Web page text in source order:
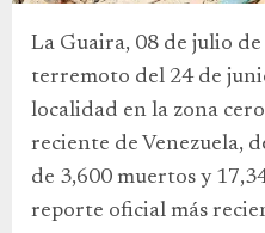
La Guaira, 08 de julio
terremoto del 24 de
localidad en la zona
reciente de Venezuela,
de 3,600 muertos y
reporte oficial más